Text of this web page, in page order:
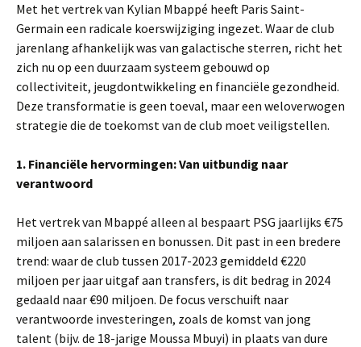
Met het vertrek van Kylian Mbappé heeft Paris Saint-
Germain een radicale koerswijziging ingezet. Waar de club
jarenlang afhankelijk was van galactische sterren, richt het
zich nu op een duurzaam systeem gebouwd op
collectiviteit, jeugdontwikkeling en financiële gezondheid.
Deze transformatie is geen toeval, maar een weloverwogen
strategie die de toekomst van de club moet veiligstellen.
1. Financiële hervormingen: Van uitbundig naar
verantwoord
Het vertrek van Mbappé alleen al bespaart PSG jaarlijks €75
miljoen aan salarissen en bonussen. Dit past in een bredere
trend: waar de club tussen 2017-2023 gemiddeld €220
miljoen per jaar uitgaf aan transfers, is dit bedrag in 2024
gedaald naar €90 miljoen. De focus verschuift naar
verantwoorde investeringen, zoals de komst van jong
talent (bijv. de 18-jarige Moussa Mbuyi) in plaats van dure